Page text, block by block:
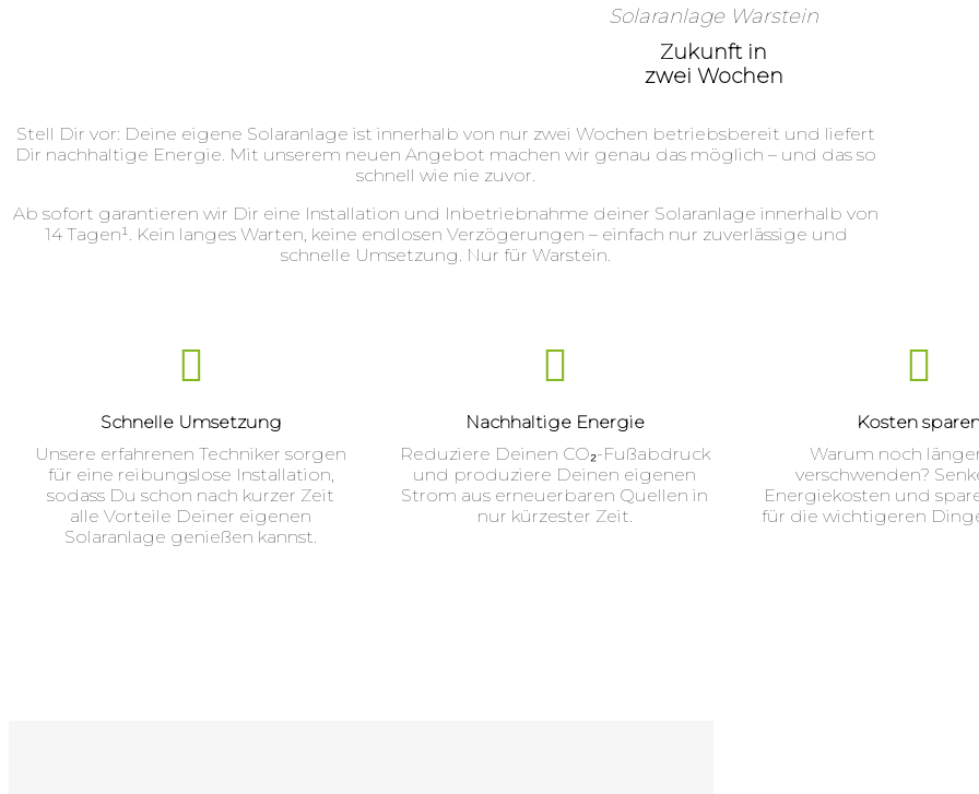
Solaranlage Warstein
Zukunft in
zwei Wochen
Stell Dir vor: Deine eigene Solaranlage ist innerhalb von nur zwei Wochen betriebsbereit und liefert
Dir nachhaltige Energie. Mit unserem neuen Angebot machen wir genau das möglich – und das so
schnell wie nie zuvor.
Ab sofort garantieren wir Dir eine Installation und Inbetriebnahme deiner Solaranlage innerhalb von
14 Tagen¹. Kein langes Warten, keine endlosen Verzögerungen – einfach nur zuverlässige und
schnelle Umsetzung. Nur für Warstein.
Schnelle Umsetzung
Unsere erfahrenen Techniker sorgen
für eine reibungslose Installation,
sodass Du schon nach kurzer Zeit
alle Vorteile Deiner eigenen
Solaranlage genießen kannst.
Nachhaltige Energie
Reduziere Deinen CO₂-Fußabdruck
und produziere Deinen eigenen
Strom aus erneuerbaren Quellen in
nur kürzester Zeit.
Kosten
Warum noch
verschwenden?
Energiekosten und
für die wichtigeren